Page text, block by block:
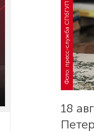
Фото: пресс-служба СПбГУП
18